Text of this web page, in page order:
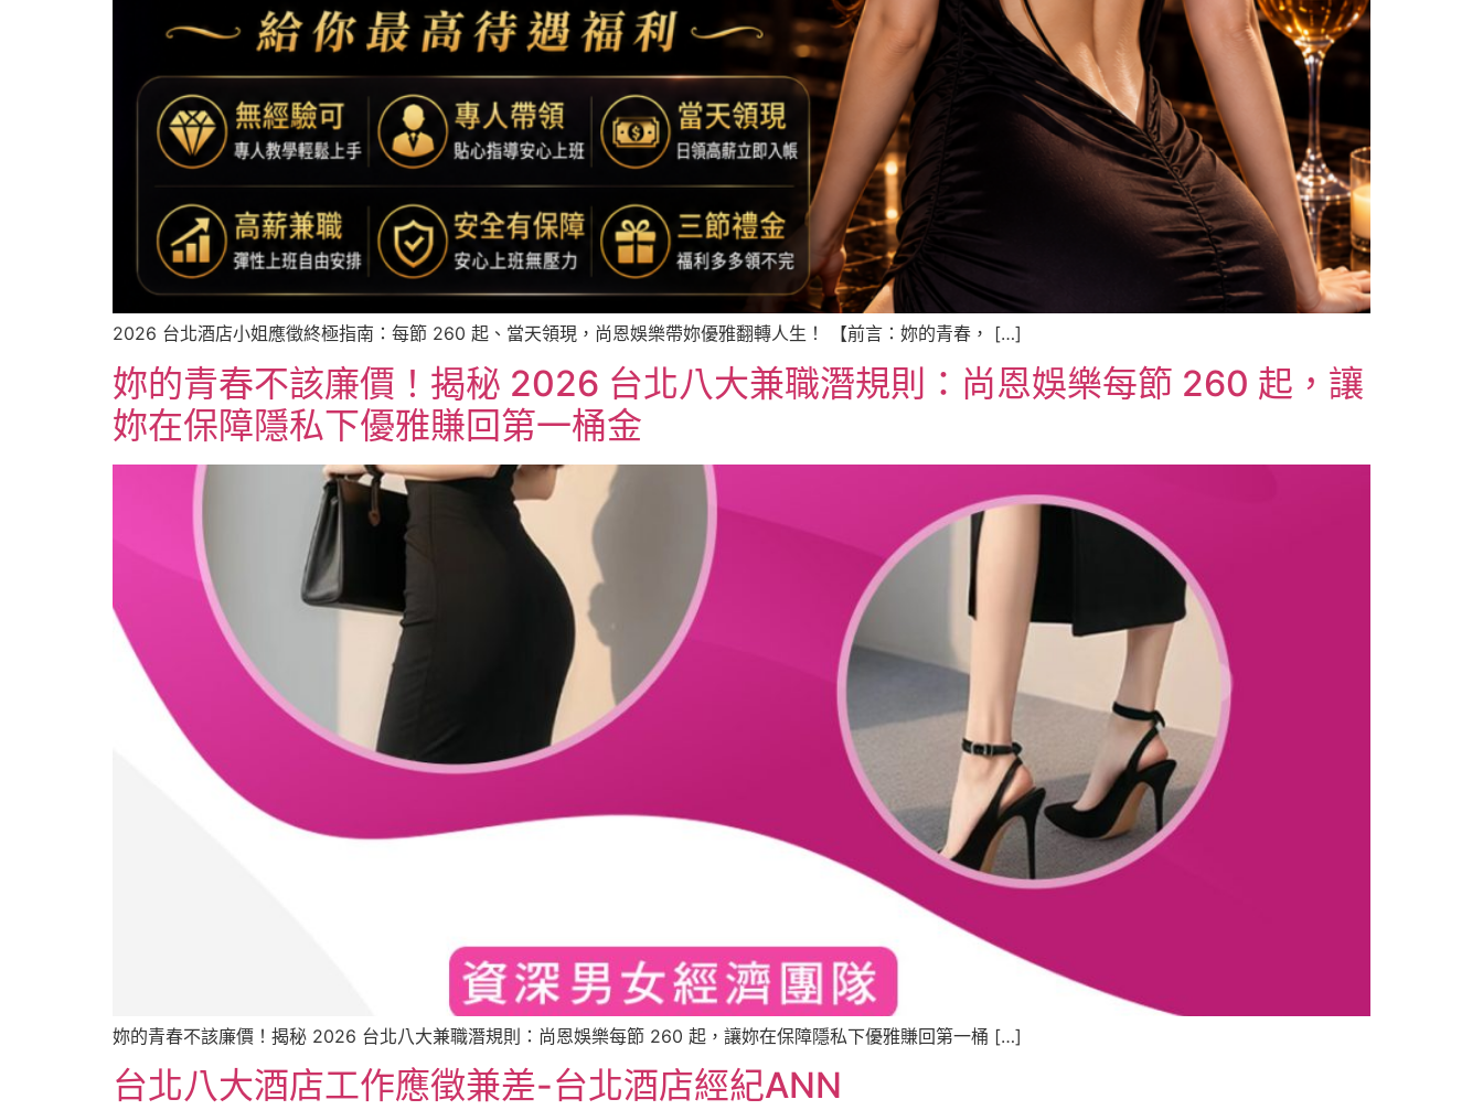
2026 台北酒店小姐應徵終極指南：每節 260 起、當天領現，尚恩娛樂帶妳優雅翻轉人生！ 【前言：妳的青春， […]
妳的青春不該廉價！揭秘 2026 台北八大兼職潛規則：尚恩娛樂每節 260 起，讓
妳在保障隱私下優雅賺回第一桶金
妳的青春不該廉價！揭秘 2026 台北八大兼職潛規則：尚恩娛樂每節 260 起，讓妳在保障隱私下優雅賺回第一桶 […]
台北八大酒店工作應徵兼差-台北酒店經紀ANN